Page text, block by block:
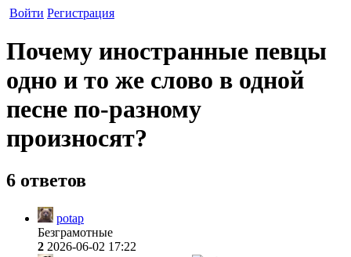
Войти Регистрация
Почему иностранные певцы
одно и то же слово в одной
песне по-разному
произносят?
6 ответов
potap
Безграмотные
2 2026-06-02 17:22